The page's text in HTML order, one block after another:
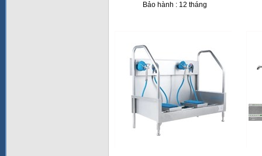
Bảo hành : 12 tháng